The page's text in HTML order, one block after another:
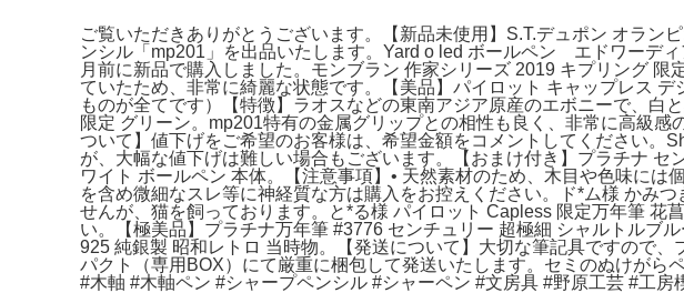
ご覧いただきありがとうございます。【新品未使用】S.T.デュポン オラ
ンシル「mp201」を出品いたします。Yard o led ボールペン エドワーデ
月前に新品で購入しました。モンブラン 作家シリーズ 2019 キプリング
ていたため、非常に綺麗な状態です。【美品】パイロット キャップレス
ものが全てです）【特徴】ラオスなどの東南アジア原産のエボニーで、
限定 グリーン。mp201特有の金属グリップとの相性も良く、非常に高級
ついて】値下げをご希望のお客様は、希望金額をコメントしてください
が、大幅な値下げは難しい場合もございます。【おまけ付き】プラチナ
ワイト ボールペン 本体。【注意事項】• 天然素材のため、木目や色味に
を含め微細なスレ等に神経質な方は購入をお控えください。ド*ム様 かみ
せんが、猫を飼っております。と*る様 パイロット Capless 限定万年筆 花
い。【極美品】プラチナ万年筆 #3776 センチュリー 超極細 シャルトルブ
925 純銀製 昭和レトロ 当時物。【発送について】大切な筆記具ですので
パクト（専用BOX）にて厳重に梱包して発送いたします。セミのぬけがら
#木軸 #木軸ペン #シャープペンシル #シャーペン #文房具 #野原工芸 #工房